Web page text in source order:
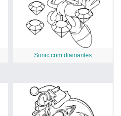
Sonic com diamantes